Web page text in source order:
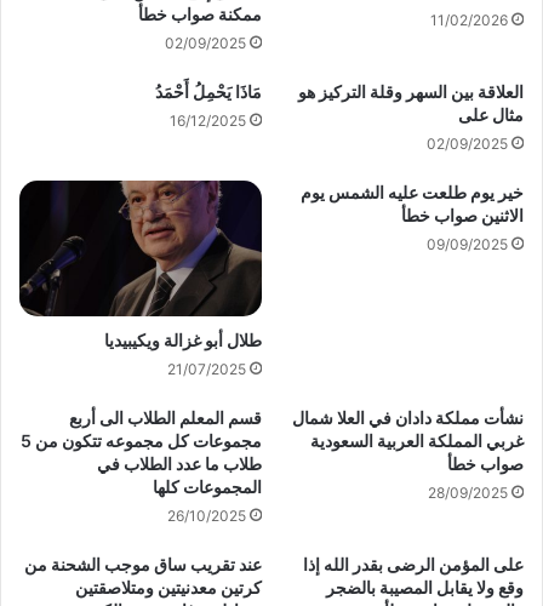
11/02/2026
ممكنة صواب خطأ
02/09/2025
العلاقة بين السهر وقلة التركيز هو
مثال على
02/09/2025
مَاذَا يَحْمِلُ أَحْمَدُ
16/12/2025
خير يوم طلعت عليه الشمس يوم
الاثنين صواب خطأ
09/09/2025
طلال أبو غزالة ويكيبيديا
21/07/2025
نشأت مملكة دادان في العلا شمال
غربي المملكة العربية السعودية
صواب خطأ
28/09/2025
قسم المعلم الطلاب الى أربع
مجموعات كل مجموعه تتكون من 5
طلاب ما عدد الطلاب في
المجموعات كلها
26/10/2025
على المؤمن الرضى بقدر الله إذا
وقع ولا يقابل المصيبة بالضجر
عند تقريب ساق موجب الشحنة من
كرتين معدنيتين ومتلاصقتين